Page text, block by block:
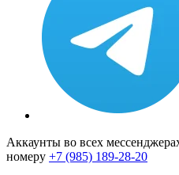
Аккаунты во всех
номеру +7 (985) 189-28-20